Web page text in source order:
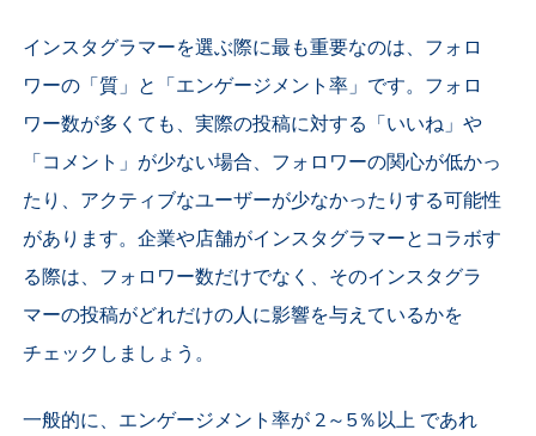
インスタグラマーを選ぶ際に最も重要なのは、フォロ
ワーの「質」と「エンゲージメント率」です。フォロ
ワー数が多くても、実際の投稿に対する「いいね」や
「コメント」が少ない場合、フォロワーの関心が低かっ
たり、アクティブなユーザーが少なかったりする可能性
があります。企業や店舗がインスタグラマーとコラボす
る際は、フォロワー数だけでなく、そのインスタグラ
マーの投稿がどれだけの人に影響を与えているかを
チェックしましょう。
一般的に、エンゲージメント率が 2～5％以上 であれ